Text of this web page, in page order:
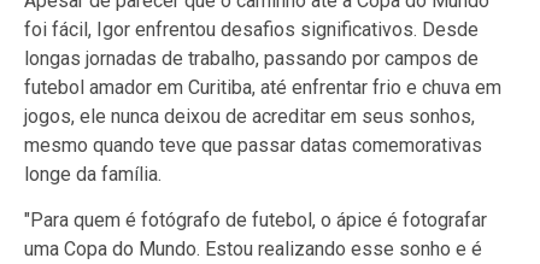
foi fácil, Igor enfrentou desafios significativos. Desde
longas jornadas de trabalho, passando por campos de
futebol amador em Curitiba, até enfrentar frio e chuva em
jogos, ele nunca deixou de acreditar em seus sonhos,
mesmo quando teve que passar datas comemorativas
longe da família.
"Para quem é fotógrafo de futebol, o ápice é fotografar
uma Copa do Mundo. Estou realizando esse sonho e é